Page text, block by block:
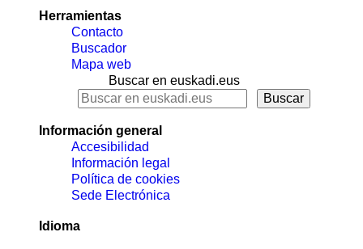
Herramientas
Contacto
Buscador
Mapa web
Buscar en euskadi.eus
Información general
Accesibilidad
Información legal
Política de cookies
Sede Electrónica
Idioma